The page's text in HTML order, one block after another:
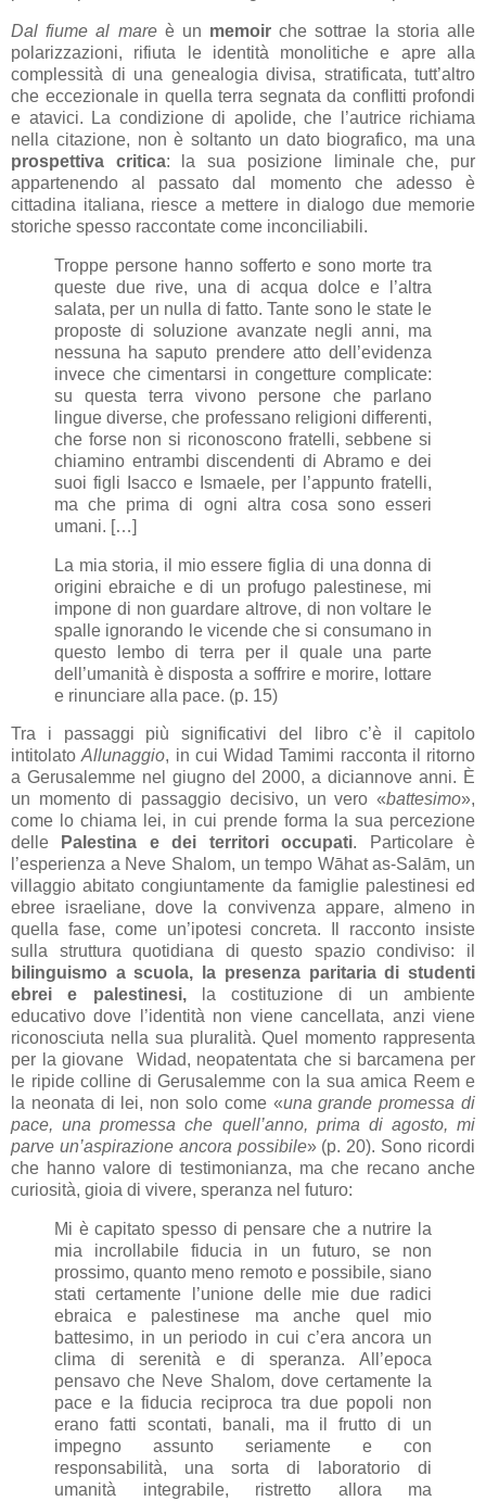
Dal fiume al mare è un memoir che sottrae la storia alle
polarizzazioni, rifiuta le identità monolitiche e apre alla
complessità di una genealogia divisa, stratificata, tutt’altro
che eccezionale in quella terra segnata da conflitti profondi
e atavici. La condizione di apolide, che l’autrice richiama
nella citazione, non è soltanto un dato biografico, ma una
prospettiva critica: la sua posizione liminale che, pur
appartenendo al passato dal momento che adesso è
cittadina italiana, riesce a mettere in dialogo due memorie
storiche spesso raccontate come inconciliabili.
Troppe persone hanno sofferto e sono morte tra
queste due rive, una di acqua dolce e l’altra
salata, per un nulla di fatto. Tante sono le state le
proposte di soluzione avanzate negli anni, ma
nessuna ha saputo prendere atto dell’evidenza
invece che cimentarsi in congetture complicate:
su questa terra vivono persone che parlano
lingue diverse, che professano religioni differenti,
che forse non si riconoscono fratelli, sebbene si
chiamino entrambi discendenti di Abramo e dei
suoi figli Isacco e Ismaele, per l’appunto fratelli,
ma che prima di ogni altra cosa sono esseri
umani. […]
La mia storia, il mio essere figlia di una donna di
origini ebraiche e di un profugo palestinese, mi
impone di non guardare altrove, di non voltare le
spalle ignorando le vicende che si consumano in
questo lembo di terra per il quale una parte
dell’umanità è disposta a soffrire e morire, lottare
e rinunciare alla pace. (p. 15)
Tra i passaggi più significativi del libro c’è il capitolo
intitolatoAllunaggio, in cui Widad Tamimi racconta il ritorno
a Gerusalemme nel giugno del 2000, a diciannove anni. È
un momento di passaggio decisivo, un vero «battesimo»,
come lo chiama lei, in cui prende forma la sua percezione
delle
Palestina e dei territori occupati. Particolare è
l’esperienza a Neve Shalom, un tempo Wāhat as-Salām, un
villaggio abitato congiuntamente da famiglie palestinesi ed
ebree israeliane, dove la convivenza appare, almeno in
quella fase, come un’ipotesi concreta. Il racconto insiste
sulla struttura quotidiana di questo spazio condiviso: il
bilinguismo a scuola, la presenza paritaria di studenti
ebrei e palestinesi,la costituzione di un ambiente
educativo dove l’identità non viene cancellata, anzi viene
riconosciuta nella sua pluralità. Quel momento rappresenta
per la giovane Widad, neopatentata che si barcamena per
le ripide colline di Gerusalemme con la sua amica Reem e
la neonata di lei, non solo come «una grande promessa di
pace, una promessa che quell’anno, prima di agosto, mi
parve un’aspirazione ancora possibile» (p. 20). Sono ricordi
che hanno valore di testimonianza, ma che recano anche
curiosità, gioia di vivere, speranza nel futuro:
Mi è capitato spesso di pensare che a nutrire la
mia incrollabile fiducia in un futuro, se non
prossimo, quanto meno remoto e possibile, siano
stati certamente l’unione delle mie due radici
ebraica e palestinese ma anche quel mio
battesimo, in un periodo in cui c’era ancora un
clima di serenità e di speranza. All’epoca
pensavo che Neve Shalom, dove certamente la
pace e la fiducia reciproca tra due popoli non
erano fatti scontati, banali, ma il frutto di un
impegno assunto seriamente e con
responsabilità, una sorta di laboratorio di
umanità integrabile, ristretto allora ma